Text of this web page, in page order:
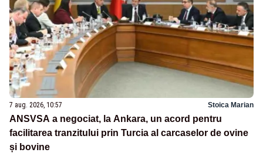
7 aug. 2026, 10:57 Stoica Marian
ANSVSA a negociat, la Ankara, un acord pentru
facilitarea tranzitului prin Turcia al carcaselor de ovine
și bovine